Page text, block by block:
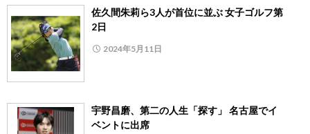
佐久間朱莉ら3人が首位に並ぶ 女子ゴルフ第
2日
2024年5月11日
宇野昌磨、第二の人生「探す」 名古屋でイ
ベントに出席